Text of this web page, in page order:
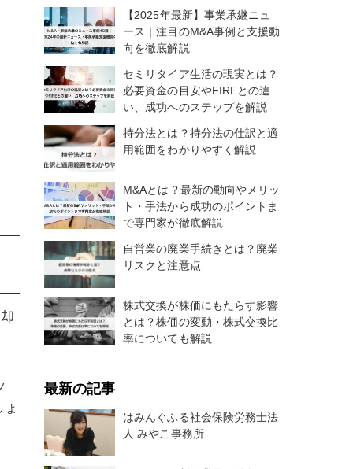
【2025年最新】事業承継ニュ
ース｜注目のM&A事例と支援動
向を徹底解説
セミリタイア生活の現実とは？
必要資金の目安やFIREとの違
い、成功へのステップを解説
持分法とは？持分法の仕訳と適
用範囲をわかりやすく解説
M&Aとは？最新の動向やメリッ
ト・手法から成功のポイントま
で専門家が徹底解説
自営業の廃業手続きとは？廃業
リスクと注意点
株式交換が株価にもたらす影響
とは？株価の変動・株式交換比
率についても解説
最新の記事
はみんぐふる社会保険労務士法
人 みやこ事務所